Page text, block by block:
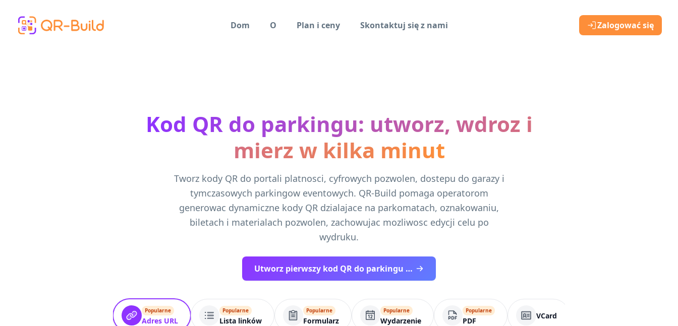
Dom
O Plan i ceny Skontaktuj się z nami Zalogować się
Kod QR do parkingu: utworz, wdroz i
mierz w kilka minut
Tworz kody QR do portali platnosci, cyfrowych pozwolen, dostepu do garazy i
tymczasowych parkingow eventowych. QR-Build pomaga operatorom
generowac dynamiczne kody QR dzialajace na parkomatach, oznakowaniu,
biletach i materialach pozwolen, zachowujac mozliwosc edycji celu po
wydruku.
Utworz pierwszy kod QR do parkingu za darmo
Popularne
Adres URL
Popularne
Lista linków
Popularne
Formularz
Popularne
Wydarzenie
Popularne
PDF
VCard